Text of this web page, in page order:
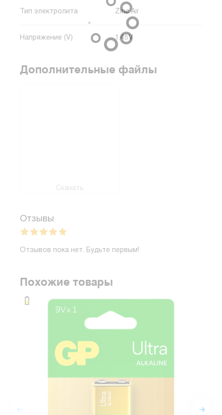
Тип электролита Zinc Air
Напряжение (V) 1.45V
Дополнительные файлы
Скачать
Отзывы
Отзывов пока нет. Будьте первым!
Похожие товары